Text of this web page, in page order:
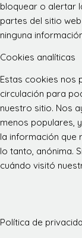
bloquear o alertar
partes del sitio
ninguna
Cookies analíticas
Estas cookies nos
circulación para
nuestro sitio. Nos
menos populares,
la información
lo tanto, anónima.
cuándo visitó
Política de